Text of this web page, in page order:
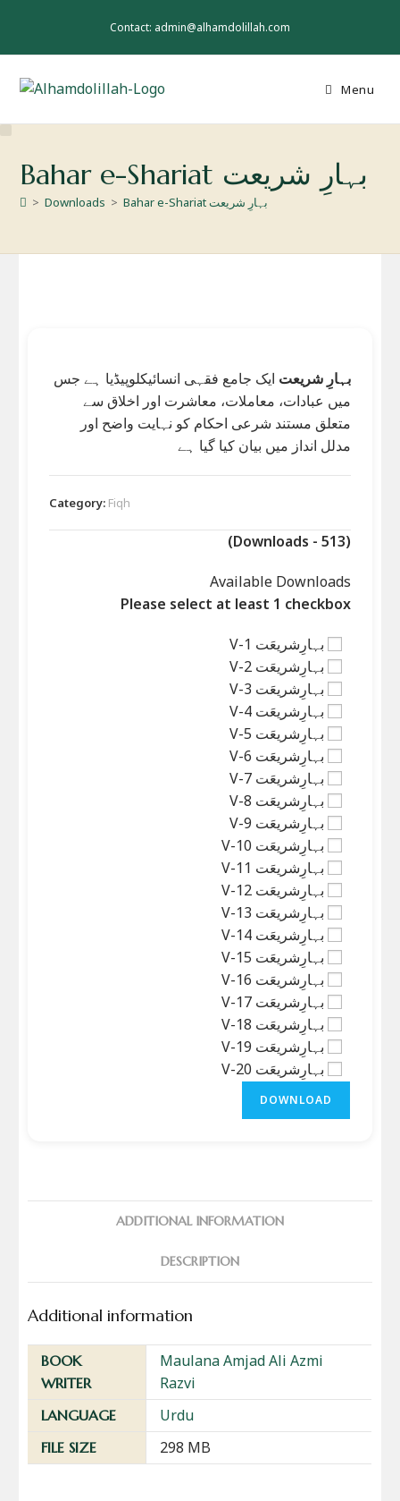
Contact: admin@alhamdolillah.com
Menu
Bahar e-Shariat بہارِ شریعت
> Downloads > Bahar e-Shariat بہارِ شریعت
بہارِ شریعت ایک جامع فقہی انسائیکلوپیڈیا ہے جس
میں عبادات، معاملات، معاشرت اور اخلاق سے
متعلق مستند شرعی احکام کو نہایت واضح اور
مدلل انداز میں بیان کیا گیا ہے
Category: Fiqh
(Downloads - 513)
Available Downloads
Please select at least 1 checkbox
بہارِشریعَت V-1
بہارِشریعَت V-2
بہارِشریعَت V-3
بہارِشریعَت V-4
بہارِشریعَت V-5
بہارِشریعَت V-6
بہارِشریعَت V-7
بہارِشریعَت V-8
بہارِشریعَت V-9
بہارِشریعَت V-10
بہارِشریعَت V-11
بہارِشریعَت V-12
بہارِشریعَت V-13
بہارِشریعَت V-14
بہارِشریعَت V-15
بہارِشریعَت V-16
بہارِشریعَت V-17
بہارِشریعَت V-18
بہارِشریعَت V-19
بہارِشریعَت V-20
DOWNLOAD
ADDITIONAL INFORMATION
DESCRIPTION
Additional information
BOOK
WRITER
Maulana Amjad Ali Azmi
Razvi
LANGUAGE Urdu
FILE SIZE 298 MB